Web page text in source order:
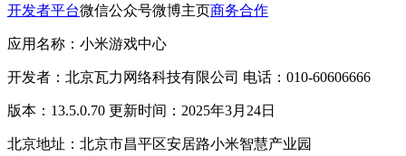
开发者平台微信公众号微博主页商务合作
应用名称：小米游戏中心
开发者：北京瓦力网络科技有限公司 电话：010-60606666
版本：13.5.0.70 更新时间：2025年3月24日
北京地址：北京市昌平区安居路小米智慧产业园